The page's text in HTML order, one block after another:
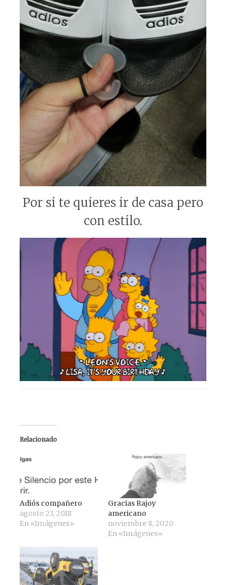
Por si te quieres ir de casa pero
con estilo.
Relacionado
Adiós compañero
agosto 23, 2018
En «Imágenes»
Gracias Rajoy
americano
noviembre 8, 2020
En «Imágenes»